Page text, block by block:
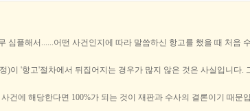
심플해서......어떤 사건인지에 따라 말씀하신 항고를 했을 때 처음
)이 '항고'절차에서 뒤집어지는 경우가 많지 않은 것은 사실입니
건에 해당한다면 100%가 되는 것이 재판과 수사의 결론이기 때문